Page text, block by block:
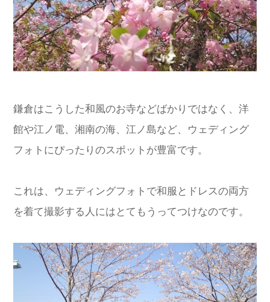
鎌倉はこうした和風のお寺などばかりではなく、洋
館や江ノ電、湘南の海、江ノ島など、ウェディング
フォトにぴったりのスポットが豊富です。
これは、ウェディングフォトで和服とドレスの両方
を着て撮影する人にはとてもうってつけなのです。